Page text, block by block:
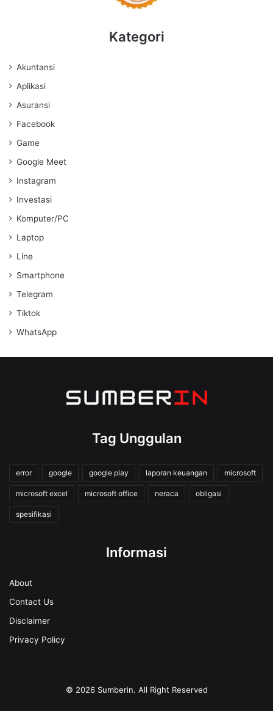
Kategori
Akuntansi
Aplikasi
Asuransi
Facebook
Game
Google Meet
Instagram
Investasi
Komputer/PC
Laptop
Line
Smartphone
Telegram
Tiktok
WhatsApp
Tag Unggulan
error google google play laporan keuangan microsoft
microsoft excel microsoft office neraca obligasi
spesifikasi
Informasi
About
Contact Us
Disclaimer
Privacy Policy
© 2026 Sumberin. All Right Reserved